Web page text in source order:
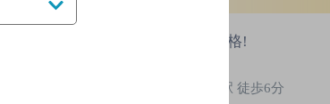
供！職人が握るお寿司がこの価格!
上信電鉄上信線 東富岡駅 徒歩6分